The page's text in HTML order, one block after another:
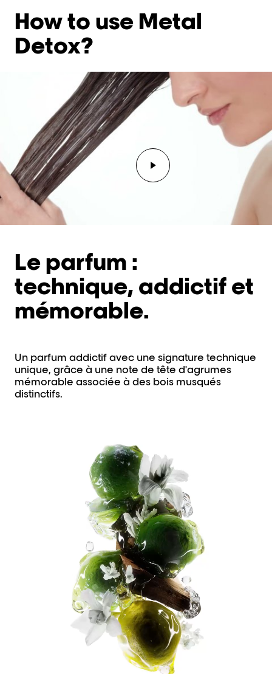
How to use Metal
Detox?
Lance la vidéo Lecteur
Le parfum :
technique, addictif et
mémorable.
Un parfum addictif avec une signature technique
unique, grâce à une note de tête d'agrumes
mémorable associée à des bois musqués
distinctifs.